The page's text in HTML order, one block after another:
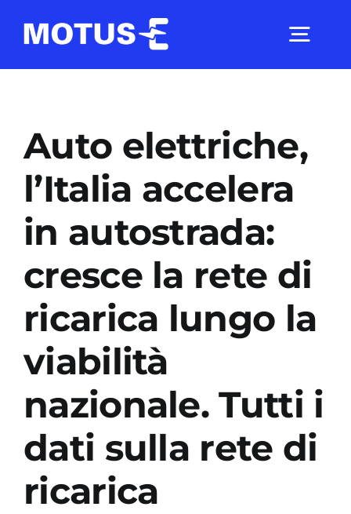
Studi e ricerche
Analisi di mercato
Utilità
Comunicati Stampa
Academy
Auto elettriche,
l’Italia accelera
in autostrada:
cresce la rete di
ricarica lungo la
viabilità
nazionale. Tutti i
dati sulla rete di
ricarica